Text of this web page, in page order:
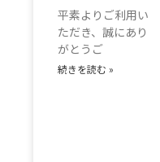
平素よりご利用い
ただき、誠にあり
がとうご
続きを読む »